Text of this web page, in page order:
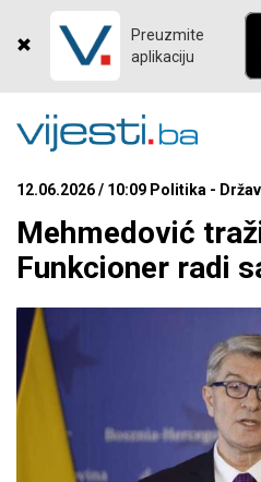
Preuzmite
aplikaciju
12.06.2026 / 10:09 Politika -
Mehmedović
Funkcioner radi